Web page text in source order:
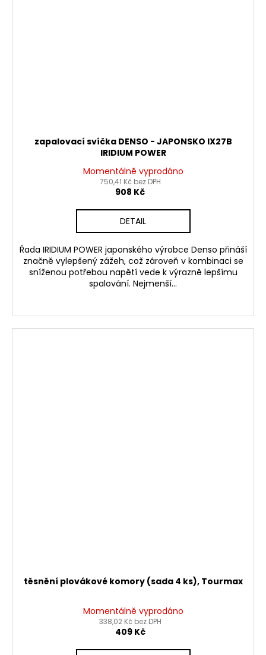
zapalovací svíčka DENSO - JAPONSKO IX27B
IRIDIUM POWER
Momentálně vyprodáno
750,41 Kč bez DPH
908 Kč
DETAIL
Řada IRIDIUM POWER japonského výrobce Denso přináší
značně vylepšený zážeh, což zároveň v kombinaci se
sníženou potřebou napětí vede k výrazně lepšímu
spalování. Nejmenší...
těsnění plovákové komory (sada 4 ks), Tourmax
Momentálně vyprodáno
338,02 Kč bez DPH
409 Kč